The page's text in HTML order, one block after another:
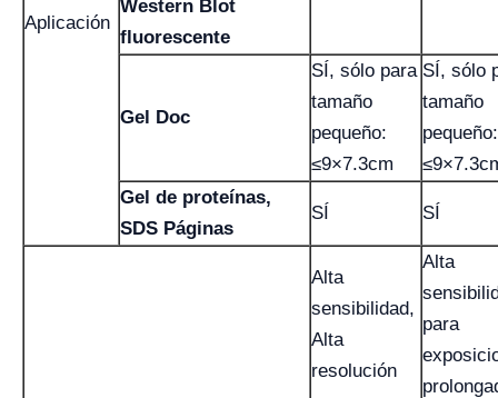
Aplicación
Western Blot
fluorescente
Gel Doc
SÍ, sólo para
tamaño
pequeño:
≤9×7.3cm
SÍ, sólo
tamaño
pequeño:
Gel de proteínas,
SDS Páginas
SÍ SÍ
Alta
sensibilidad,
Alta
resolución
Alta
para